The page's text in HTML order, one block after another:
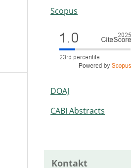
Scopus
DOAJ
CABI Abstracts
Kontakt